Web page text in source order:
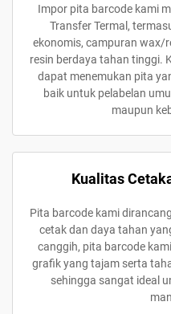
Impor pita barcode kami
Transfer Termal,
ekonomis, campuran wax/
resin berdaya tahan tinggi.
dapat menemukan pita
baik untuk pelabelan
maupun
Kualitas
Pita barcode kami
cetak dan daya tahan
canggih, pita barcode
grafik yang tajam serta
sehingga sangat ideal